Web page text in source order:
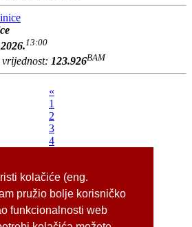
kolačiće (eng.
pružio bolje korisničko
funkcionalnosti web
13:00
123.926BAM
«
1
2
3
4
7
8
»»